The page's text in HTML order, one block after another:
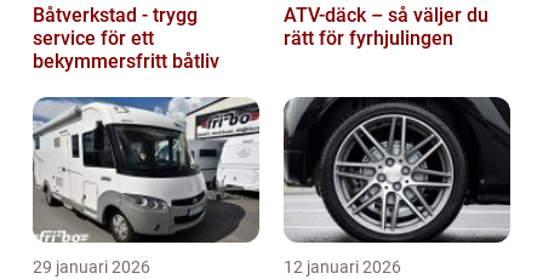
Båtverkstad - trygg
service för ett
bekymmersfritt båtliv
ATV-däck – så väljer du
rätt för fyrhjulingen
29 januari 2026 12 januari 2026